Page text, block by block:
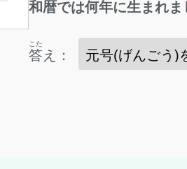
和暦では何年に生 まれま
答
こた
え：